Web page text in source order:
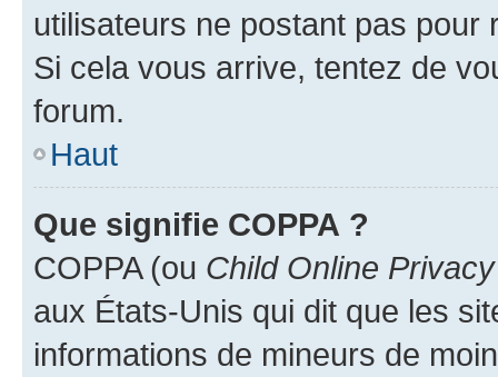
utilisateurs ne postant pas pour
Si cela vous arrive, tentez de
forum.
Haut
Que signifie COPPA ?
COPPA (ou Child Online
aux États-Unis qui dit que les
informations de mineurs de